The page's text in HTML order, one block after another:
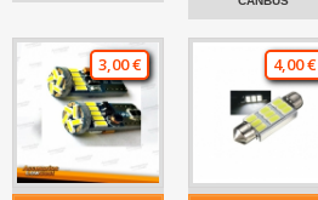
3,00 € 4,00 €